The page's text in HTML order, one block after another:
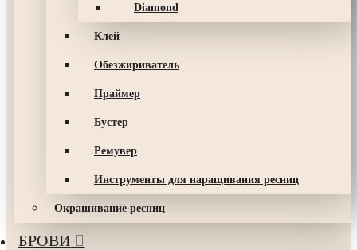
Diamond
Клей
Обезжириватель
Праймер
Бустер
Ремувер
Инструменты для наращивания ресниц
Окрашивание ресниц
БРОВИ